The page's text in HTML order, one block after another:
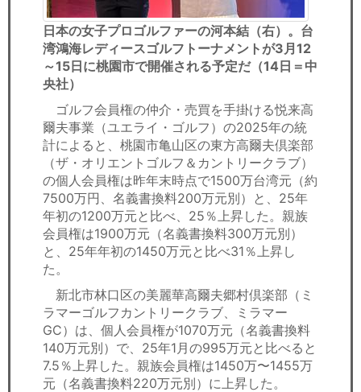
日本の女子プロゴルファーの河本結（右）。台
湾鴻海レディースゴルフトーナメントが3月12
～15日に桃園市で開催される予定だ（14日＝中
央社）
ゴルフ会員権の仲介・売買を手掛ける悦来高
爾夫事業（ユエライ・ゴルフ）の2025年の統
計によると、桃園市亀山区の東方高爾夫倶楽部
（ザ・オリエントゴルフ＆カントリークラブ）
の個人会員権は昨年末時点で1500万台湾元（約
7500万円、名義書換料200万元別）と、25年
年初の1200万元と比べ、25％上昇した。親族
会員権は1900万元（名義書換料300万元別）
と、25年年初の1450万元と比べ31％上昇し
た。
新北市林口区の美麗華高爾夫郷村倶楽部（ミ
ラマーゴルフカントリークラブ、ミラマー
GC）は、個人会員権が1070万元（名義書換料
140万元別）で、25年1月の995万元と比べると
7.5％上昇した。親族会員権は1450万〜1455万
元（名義書換料220万元別）に上昇した。